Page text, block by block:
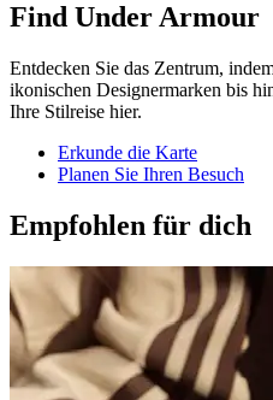
Find Under Armour
Entdecken Sie das Zentrum,
ikonischen Designermarken bis
Ihre Stilreise hier.
Erkunde die Karte
Planen Sie Ihren Besuch
Empfohlen für dich